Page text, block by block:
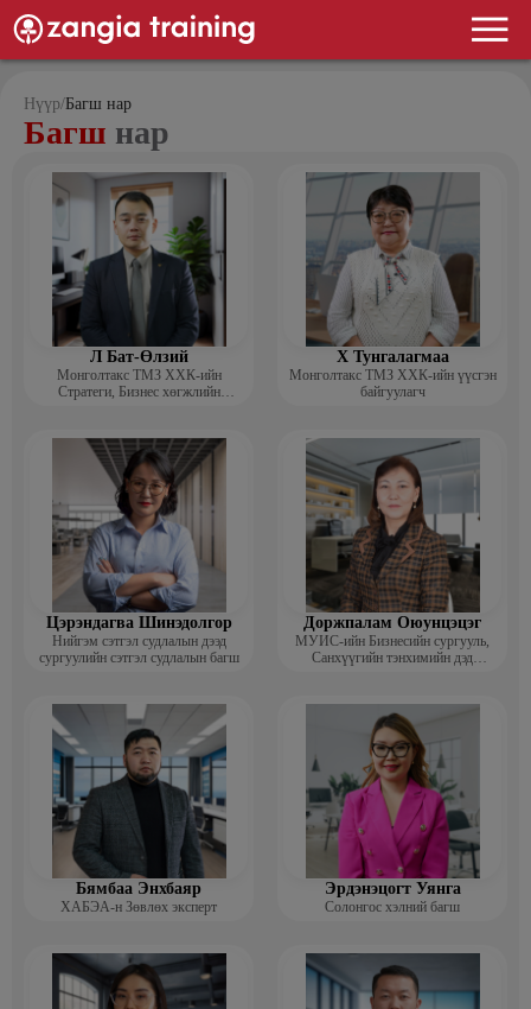
Нүүр/Багш нар
Багш нар
Л Бат-Өлзий
Монголтакс ТМЗ ХХК-ийн
Стратеги, Бизнес хөгжлийн
Х Тунгалагмаа
Монголтакс ТМЗ ХХК-ийн үүсгэн
байгуулагч
Цэрэндагва Шинэдолгор
Нийгэм сэтгэл судлалын дээд
сургуулийн сэтгэл судлалын багш
Доржпалам Оюунцэцэг
МУИС-ийн Бизнесийн сургууль,
Санхүүгийн тэнхимийн дэд
Бямбаа Энхбаяр
ХАБЭА-н Зөвлөх эксперт
Эрдэнэцогт Уянга
Солонгос хэлний багш